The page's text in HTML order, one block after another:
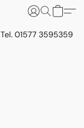
Tel. 01577 3595359